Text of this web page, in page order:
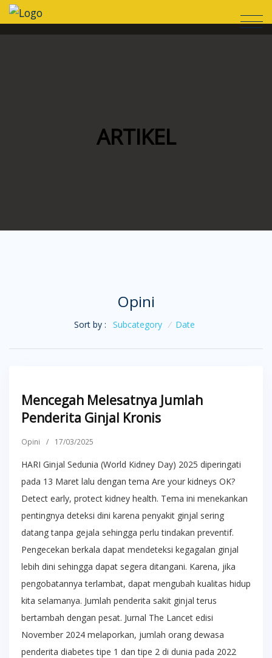
ARTIKEL
Opini
Sort by : Subcategory / Date
Mencegah Melesatnya Jumlah
Penderita Ginjal Kronis
Opini / 17/03/2025
HARI Ginjal Sedunia (World Kidney Day) 2025 diperingati
pada 13 Maret lalu dengan tema Are your kidneys OK?
Detect early, protect kidney health. Tema ini menekankan
pentingnya deteksi dini karena penyakit ginjal sering
datang tanpa gejala sehingga perlu tindakan preventif.
Pengecekan berkala dapat mendeteksi kegagalan ginjal
lebih dini sehingga dapat segera ditangani. Karena, jika
pengobatannya terlambat, dapat mengubah kualitas hidup
kita selamanya. Jumlah penderita sakit ginjal terus
bertambah dengan pesat. Jurnal The Lancet edisi
November 2024 melaporkan, jumlah orang dewasa
penderita diabetes tipe 1 dan tipe 2 di dunia pada 2022